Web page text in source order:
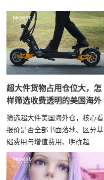
超大件货物占用仓位大，怎
样筛选收费透明的美国海外
仓
筛选超大件美国海外仓，核心看
报价是否全部书面落地、区分基
础费用与增值费用、明确超...